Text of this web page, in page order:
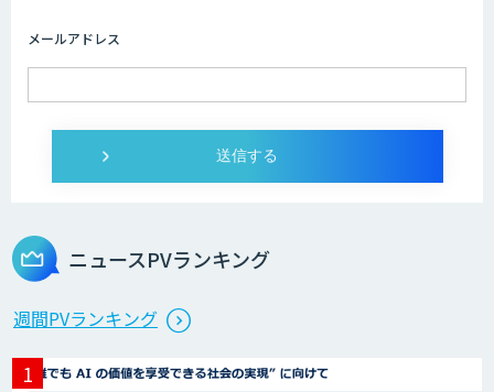
TASUKI Annotation
arsen
メールアドレス
ニュースPVランキング
週間PVランキング